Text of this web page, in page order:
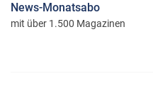
News-Monatsabo
mit über 1.500 Magazinen